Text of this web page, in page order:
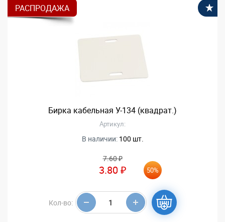
РАСПРОДАЖА
Бирка кабельная У-134 (квадрат.)
Артикул:
В наличии: 100 шт.
7.60 ₽
3.80 ₽ 50%
Кол-во: